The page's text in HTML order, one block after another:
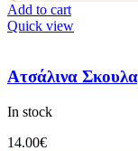
Add to cart
Quick view
Ατσάλινα
In stock
14.00€